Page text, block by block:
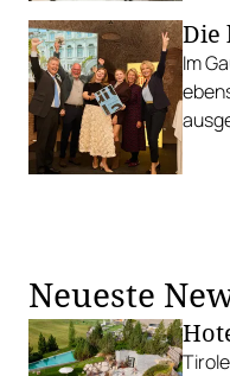
Die
Im
Neueste